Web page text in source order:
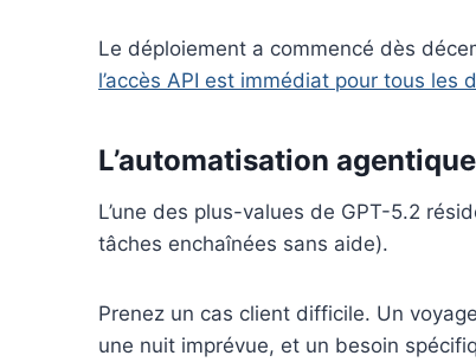
Le déploiement a commencé dès
l’accès API est immédiat pour tous les
L’automatisation
L’une des plus-values de GPT-5.2
tâches enchaînées sans aide).
Prenez un cas client difficile. Un
une nuit imprévue, et un besoin